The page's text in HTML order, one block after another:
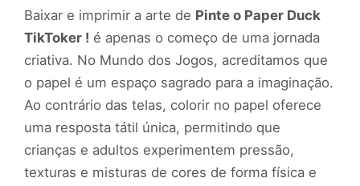
Baixar e imprimir a arte de Pinte o Paper Duck
TikToker ! é apenas o começo de uma jornada
criativa. No Mundo dos Jogos, acreditamos que
o papel é um espaço sagrado para a imaginação.
Ao contrário das telas, colorir no papel oferece
uma resposta tátil única, permitindo que
crianças e adultos experimentem pressão,
texturas e misturas de cores de forma física e